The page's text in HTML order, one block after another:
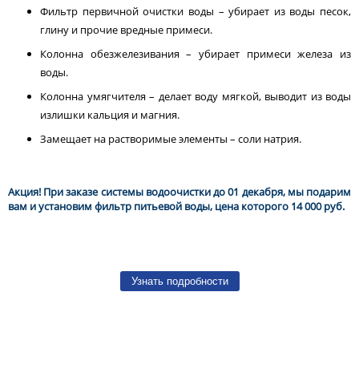
Фильтр первичной очистки воды – убирает из воды песок,
глину и прочие вредные примеси.
Колонна обезжелезивания – убирает примеси железа из
воды.
Колонна умягчителя – делает воду мягкой, выводит из воды
излишки кальция и магния.
Замещает на растворимые элементы – соли натрия.
Акция! При заказе системы водоочистки до 01 декабря, мы подарим
вам и установим фильтр питьевой воды, цена которого 14 000 руб.